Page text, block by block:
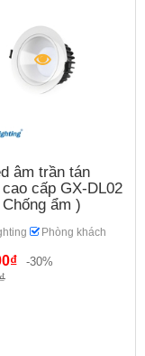
âm trần tán
cấp GX-DL02
ẩm )
Phòng khách
-30%